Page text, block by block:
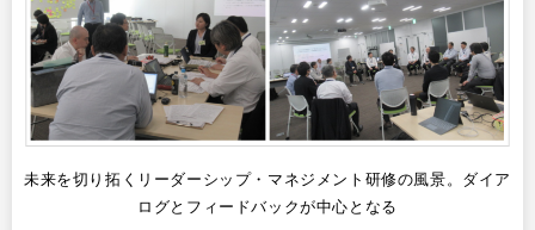
未来を切り拓くリーダーシップ・マネジメント研修の風景。ダイア
ログとフィードバックが中心となる